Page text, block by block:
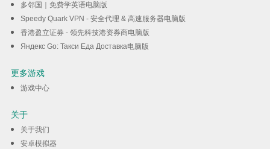
多邻国｜免费学英语电脑版
Speedy Quark VPN - 安全代理 & 高速服务器电脑版
香港盈立证券 - 领先科技港资券商电脑版
Яндекс Go: Такси Еда Доставка电脑版
更多游戏
游戏中心
关于
关于我们
安卓模拟器